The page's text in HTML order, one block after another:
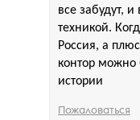
все забудут, и
техникой.
Россия, а
контор можно
истории
Пожаловаться